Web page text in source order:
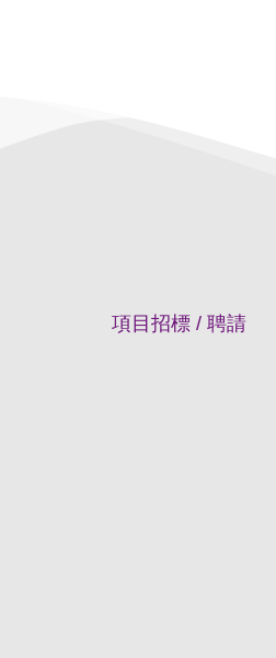
項目招標 / 聘請